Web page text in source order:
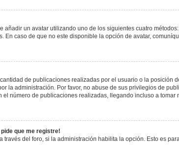
añadir un avatar utilizando uno de los siguientes cuatro
caso de que no este disponible la opción de avatar,
de publicaciones realizadas por el usuario o la posición
la administración. Por favor, no abuse de sus privilegios de
número de publicaciones realizadas, llegando incluso a
que me registre!
del foro, si la administración habilita la opción. Esto es